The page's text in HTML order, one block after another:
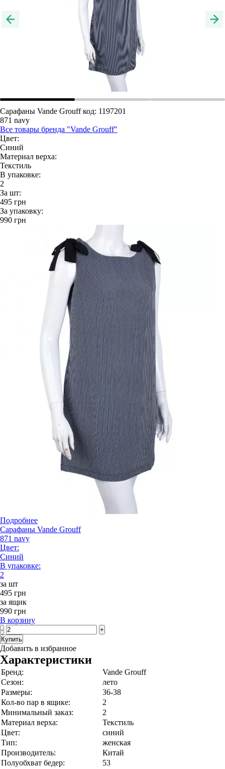
Сарафаны Vande Grouff код: 1197201
871 navy
Все товары бренда "Vande Grouff"
Цвет:
Синий
Материал верха:
Текстиль
В упаковке:
2
За шт:
495 грн
За упаковку:
990 грн
Подробнее
Сарафаны Vande Grouff
871 navy
Цвет:
Синий
В упаковке:
2
за шт
495 грн
за ящик
990 грн
В корзину
-
+
Купить
Добавить в избранное
Характеристики
Бренд:
Vande Grouff
Сезон:
лето
Размеры:
36-38
Кол-во пар в ящике:
2
Минимальный заказ:
2
Материал верха:
Текстиль
Цвет:
синий
Тип:
женская
Производитель:
Китай
Полуобхват бедер:
53